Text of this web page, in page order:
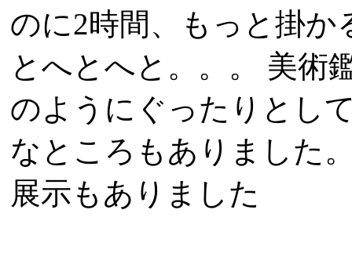
のに2時間、もっと掛
とへとへと。。。 美術
のようにぐったりとし
なところもありました
展示もありました